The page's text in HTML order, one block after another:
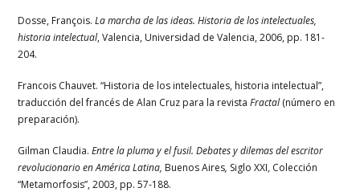
Dosse, François.La marcha de las ideas. Historia de los intelectuales,
historia intelectual, Valencia, Universidad de Valencia, 2006, pp. 181-
204.
Francois Chauvet. “Historia de los intelectuales, historia intelectual”,
traducción del francés de Alan Cruz para la revistaFractal(número en
preparación).
Gilman Claudia.Entre la pluma y el fusil. Debates y dilemas del escritor
revolucionario en América Latina, Buenos Aires, Siglo XXI, Colección
“Metamorfosis”, 2003, pp. 57-188.